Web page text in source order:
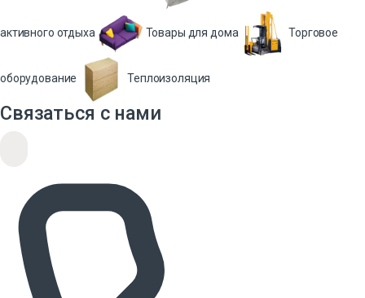
активного отдыха Товары для дома Торговое
оборудование Теплоизоляция
Связаться с нами